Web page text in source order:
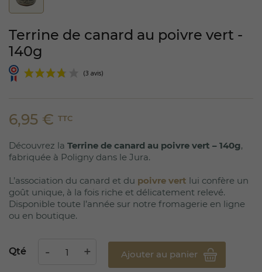
Terrine de canard au poivre vert -
140g
(3 avis)
6,95 € TTC
Découvrez la Terrine de canard au poivre vert – 140g,
fabriquée à Poligny dans le Jura.
L’association du canard et du poivre vert lui confère un
goût unique, à la fois riche et délicatement relevé.
Disponible toute l’année sur notre fromagerie en ligne
ou en boutique.
Qté Ajouter au panier